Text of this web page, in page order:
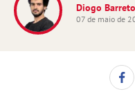
Diogo Barreto
07 de maio de